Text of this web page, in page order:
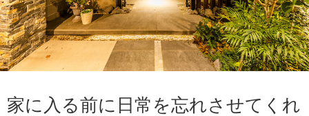
家に入る前に日常を忘れさせてくれ